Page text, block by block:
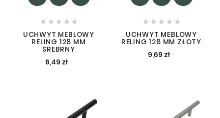
    
UCHWYT MEBLOWY
RELING 128 MM
SREBRNY
6,49 zł
    
UCHWYT MEBLOWY
RELING 128 MM ZŁOTY
9,69 zł